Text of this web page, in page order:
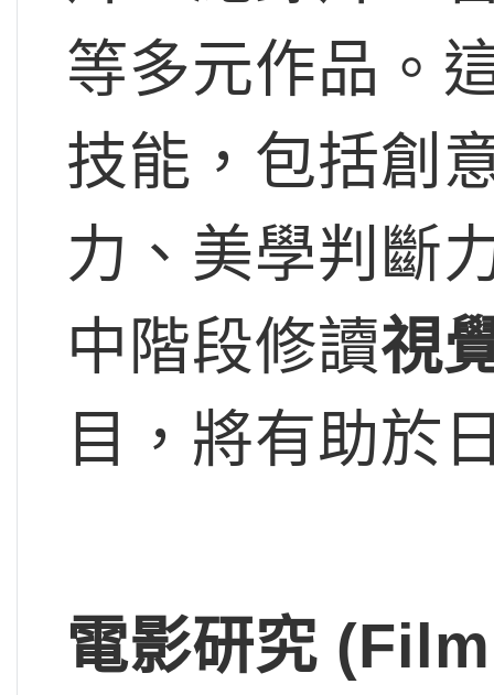
等多元作品。
技能，包括創
力、美學判斷
中階段修讀視
目，將有助於
電影研究